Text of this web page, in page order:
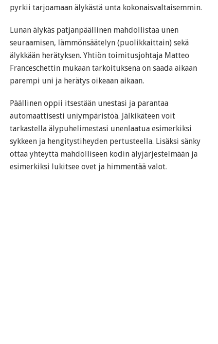
pyrkii tarjoamaan älykästä unta kokonaisvaltaisemmin.
Lunan älykäs patjanpäällinen mahdollistaa unen
seuraamisen, lämmönsäätelyn (puolikkaittain) sekä
älykkään herätyksen. Yhtiön toimitusjohtaja Matteo
Franceschettin mukaan tarkoituksena on saada aikaan
parempi uni ja herätys oikeaan aikaan.
Päällinen oppii itsestään unestasi ja parantaa
automaattisesti uniympäristöä. Jälkikäteen voit
tarkastella älypuhelimestasi unenlaatua esimerkiksi
sykkeen ja hengitystiheyden pertusteella. Lisäksi sänky
ottaa yhteyttä mahdolliseen kodin älyjärjestelmään ja
esimerkiksi lukitsee ovet ja himmentää valot.